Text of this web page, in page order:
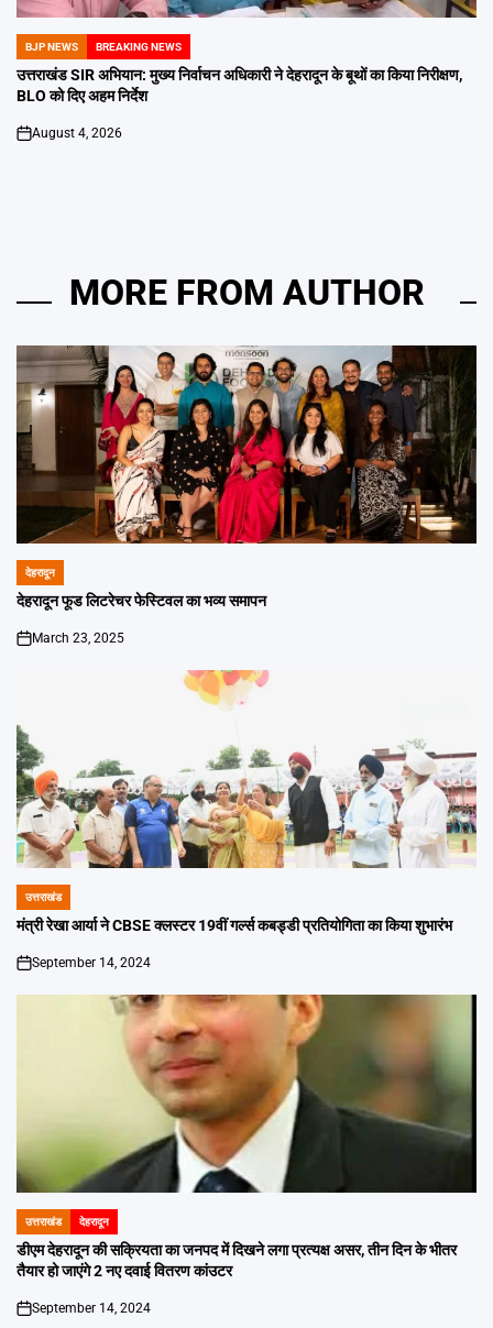
POSTED
IN
BJP NEWS BREAKING NEWS
उत्तराखंड SIR अभियान: मुख्य निर्वाचन अधिकारी ने देहरादून के बूथों का किया निरीक्षण,
BLO को दिए अहम निर्देश
on
August 4, 2026
MORE FROM AUTHOR
POSTED
IN
देहरादून
देहरादून फूड लिटरेचर फेस्टिवल का भव्य समापन
on
March 23, 2025
POSTED
IN
उत्तराखंड
मंत्री रेखा आर्या ने CBSE क्लस्टर 19वीं गर्ल्स कबड्डी प्रतियोगिता का किया शुभारंभ
on
September 14, 2024
POSTED
IN
उत्तराखंड देहरादून
डीएम देहरादून की सक्रियता का जनपद में दिखने लगा प्रत्यक्ष असर, तीन दिन के भीतर
तैयार हो जाएंगे 2 नए दवाई वितरण कांउटर
on
September 14, 2024